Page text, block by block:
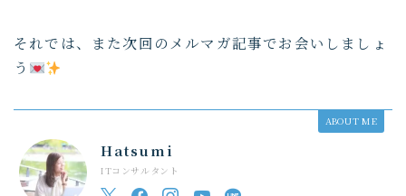
それでは、また次回のメルマガ記事でお会いしましょ
う
ABOUT ME
Hatsumi
ITコンサルタント